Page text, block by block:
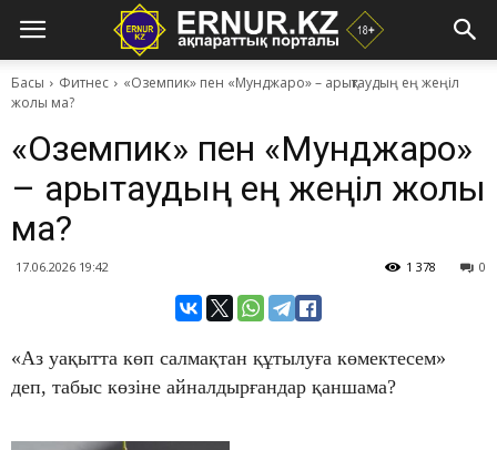
Басы Фитнес
​«Оземпик» пен «Мунджаро» – арықтаудың ең жеңіл
жолы ма?
​«Оземпик» пен «Мунджаро»
– арықтаудың ең жеңіл жолы
ма?
17.06.2026 19:42 0
1 378
«Аз уақытта көп салмақтан құтылуға көмектесем»
деп, табыс көзіне айналдырғандар қаншама?